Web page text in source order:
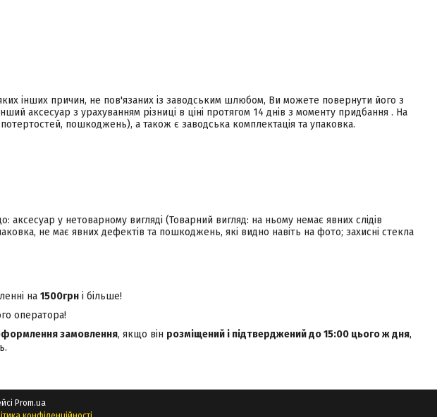
інших причин, не пов'язаних із заводським шлюбом, Ви можете повернути його з
аксесуар з урахуванням різниці в ціні протягом 14 днів з моменту придбання . На
пошкоджень), а також є заводська комплектація та упаковка.
у нетоварному вигляді (Товарний вигляд: на ньому немає явних слідів
не має явних дефектів та пошкоджень, які видно навіть на фото; захисні стекла
на 1500грн і більше!
оператора!
замовлення, якщо він розміщений і підтверджений до 15:00 цього ж дня,
Prom.ua